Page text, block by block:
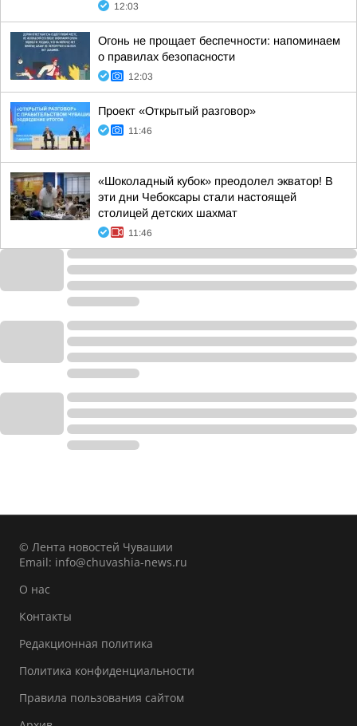
12:03
Огонь не прощает беспечности: напоминаем
о правилах безопасности
12:03
Проект «Открытый разговор»
11:46
«Шоколадный кубок» преодолел экватор! В
эти дни Чебоксары стали настоящей
столицей детских шахмат
11:46
© Лента новостей Чувашии
Email: info@chuvashia-news.ru
О нас
Контакты
Редакционная политика
Политика конфиденциальности
Правила пользования сайтом